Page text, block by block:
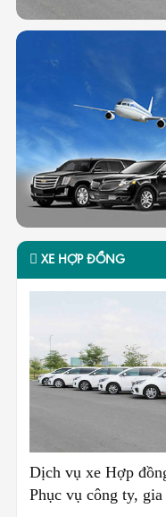
Xe Tiện Chuyến Sân Bay
Chờ Đợi
ADMIN @ 22:02 - 18/04/2026
đi Sân bay Long
gia đình, nhóm khách